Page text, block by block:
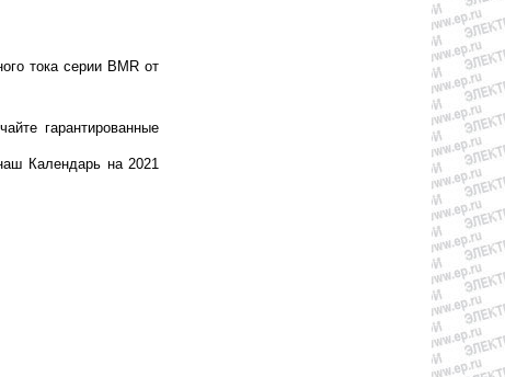
тока серии BMR от
гарантированные
Календарь на 2021